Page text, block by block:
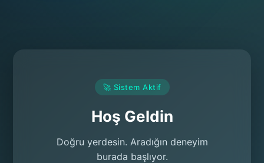
🚀 Sistem Aktif
Hoş Geldin
Doğru yerdesin. Aradığın deneyim
burada başlıyor.